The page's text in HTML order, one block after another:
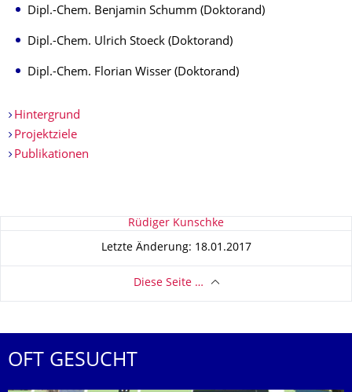
Dipl.-Chem. Benjamin Schumm (Doktorand)
Dipl.-Chem. Ulrich Stoeck (Doktorand)
Dipl.-Chem. Florian Wisser (Doktorand)
Hintergrund
Projektziele
Publikationen
Zu dieser Seite Rüdiger Kunschke
Letzte Änderung: 18.01.2017
Diese Seite …
OFT GESUCHT